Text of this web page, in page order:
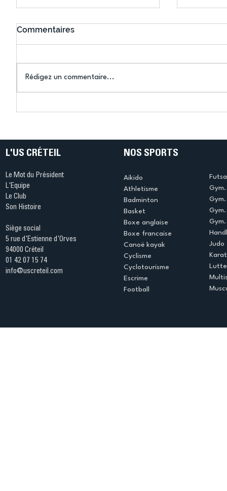
Commentaires
Rédigez un commentaire...
L'US CRÉTEIL
Le Mot du Président
L'Equipe
Le Club
Son Histoire
Siège social
5 rue d'Estienne d'Orves
94000 Créteil
01 42 07 15 74
info@uscreteil.com
NOS SPORTS
Aikido
Athletisme
Badminton
Basket
Boxe anglaise
Boxe francaise
Canoë kayak
Cyclisme
Cyclotourisme
Escrime
Football
Judo
Lutte